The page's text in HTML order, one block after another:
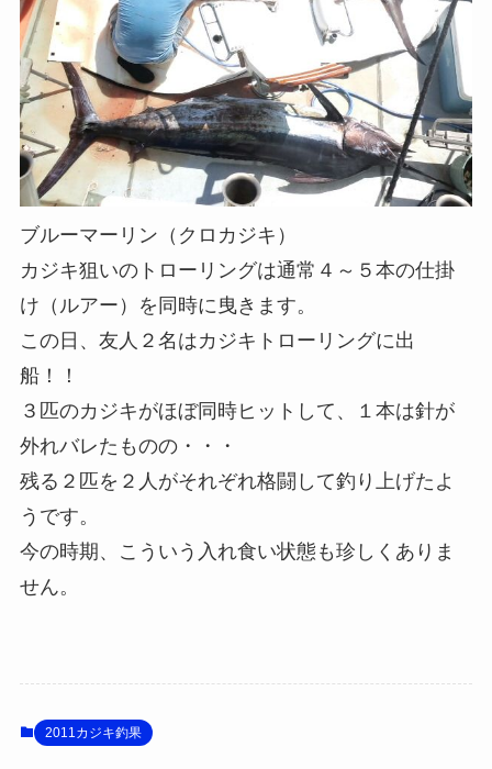
ブルーマーリン（クロカジキ）
カジキ狙いのトローリングは通常４～５本の仕掛
け（ルアー）を同時に曳きます。
この日、友人２名はカジキトローリングに出
船！！
３匹のカジキがほぼ同時ヒットして、１本は針が
外れバレたものの・・・
残る２匹を２人がそれぞれ格闘して釣り上げたよ
うです。
今の時期、こういう入れ食い状態も珍しくありま
せん。
2011カジキ釣果